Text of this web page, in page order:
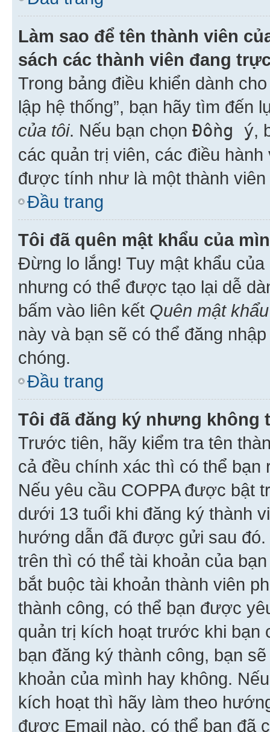
Làm sao để tên thành viên
sách các thành viên đang
Trong bảng điều khiển dành
lập hệ thống”, bạn hãy tìm đến
của tôi. Nếu bạn chọn Đồng ý,
các quản trị viên, các điều
được tính như là một thành viên
Đầu trang
Tôi đã quên mật khẩu của
Đừng lo lắng! Tuy mật khẩu
nhưng có thể được tạo lại dễ
bấm vào liên kết Quên mật khẩu
này và bạn sẽ có thể đăng
chóng.
Đầu trang
Tôi đã đăng ký nhưng không
Trước tiên, hãy kiểm tra tên
cả đều chính xác thì có thể
Nếu yêu cầu COPPA được bật
dưới 13 tuổi khi đăng ký thành
hướng dẫn đã được gửi sau
trên thì có thể tài khoản của
bắt buộc tài khoản thành viên
thành công, có thể bạn được
quản trị kích hoạt trước khi bạn
bạn đăng ký thành công, bạn
khoản của mình hay không.
kích hoạt thì hãy làm theo
được Email nào, có thể bạn đã